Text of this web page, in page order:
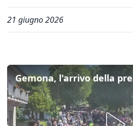
21 giugno 2026